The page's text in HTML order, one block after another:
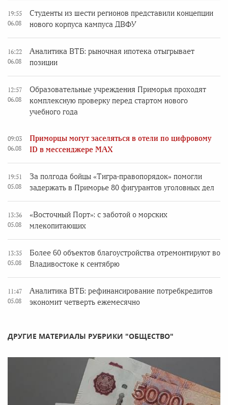
19:55
06.08
Студенты из шести регионов представили концепции
нового корпуса кампуса ДВФУ
16:22
06.08
Аналитика ВТБ: рыночная ипотека отыгрывает
позиции
12:57
06.08
Образовательные учреждения Приморья проходят
комплексную проверку перед стартом нового
учебного года
09:03
06.08
Приморцы могут заселяться в отели по цифровому
ID в мессенджере MAX
19:51
05.08
За полгода бойцы «Тигра-правопорядок» помогли
задержать в Приморье 80 фигурантов уголовных дел
13:36
05.08
«Восточный Порт»: с заботой о морских
млекопитающих
13:35
05.08
Более 60 объектов благоустройства отремонтируют во
Владивостоке к сентябрю
11:47
05.08
Аналитика ВТБ: рефинансирование потребкредитов
экономит четверть ежемесячно
ДРУГИЕ МАТЕРИАЛЫ РУБРИКИ "ОБЩЕСТВО"